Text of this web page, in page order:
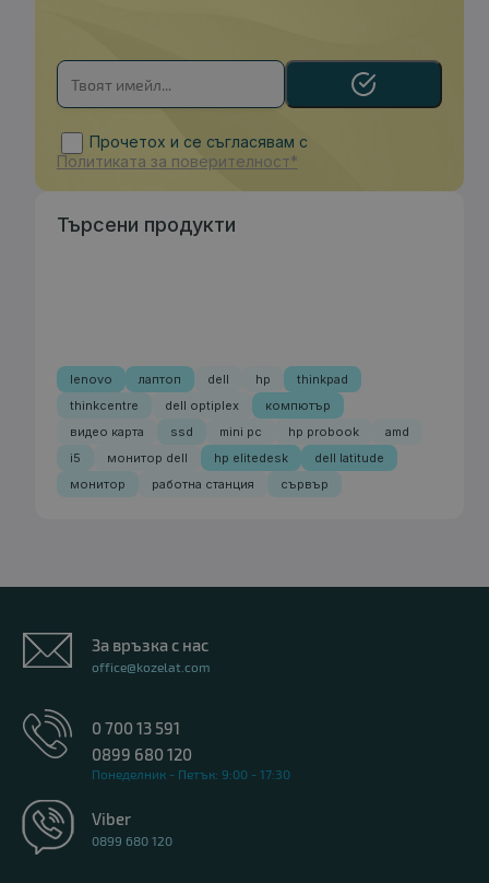
Прочетох и се съгласявам с
Политиката за поверителност*
Търсени продукти
lenovo лаптоп dell hp
thinkpad
thinkcentre
dell optiplex
компютър
видео карта
ssd mini pc hp probook
amd
i5
монитор dell hp elitedesk
dell latitude
монитор
работна станция сървър
За връзка с нас
office@kozelat.com
0 700 13 591
0899 680 120
Понеделник - Петък: 9:00 - 17:30
Viber
0899 680 120